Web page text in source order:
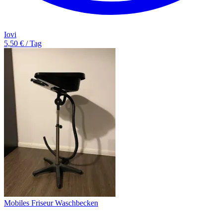
Iovi
5,50 € / Tag
Mobiles Friseur Waschbecken